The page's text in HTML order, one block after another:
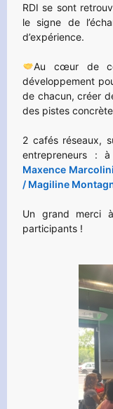
RDI se sont
le signe de
d’expérience.
Au cœur de
développement
de chacun, créer
des pistes
2 cafés réseaux,
entrepreneurs :
Maxence Marcolini
/ Magiline
Un grand merci
participants !